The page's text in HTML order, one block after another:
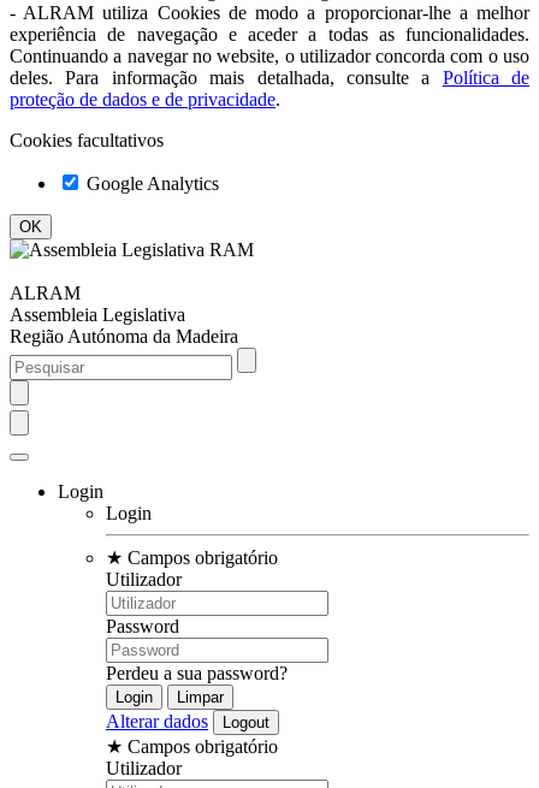
- ALRAM utiliza Cookies de modo a proporcionar-lhe a melhor
experiência de navegação e aceder a todas as funcionalidades.
Continuando a navegar no website, o utilizador concorda com o uso
deles. Para informação mais detalhada, consulte a
Política de
proteção de dados e de privacidade.
Cookies facultativos
Google Analytics
ALRAM
Assembleia Legislativa
Região Autónoma da Madeira
Login
Login
★ Campos obrigatório
Utilizador
Password
Perdeu a sua password?
Alterar dados
★ Campos obrigatório
Utilizador